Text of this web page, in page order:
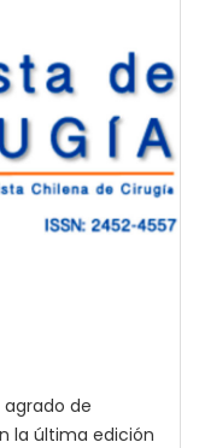
de
la última edición